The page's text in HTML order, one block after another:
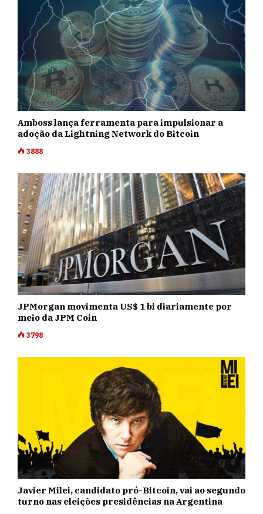
Amboss lança ferramenta para impulsionar a
adoção da Lightning Network do Bitcoin
3888
JPMorgan movimenta US$ 1 bi diariamente por
meio da JPM Coin
3798
Javier Milei, candidato pró-Bitcoin, vai ao segundo
turno nas eleições presidências na Argentina